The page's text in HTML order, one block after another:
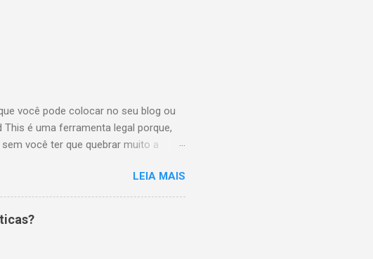
você pode colocar no seu blog ou
é uma ferramenta legal porque,
você ter que quebrar muito a
ou CMS, escolha o estilo do botão
sobre o google analytics
é este: <!-- AddThis Button BEGIN
LEIA MAIS